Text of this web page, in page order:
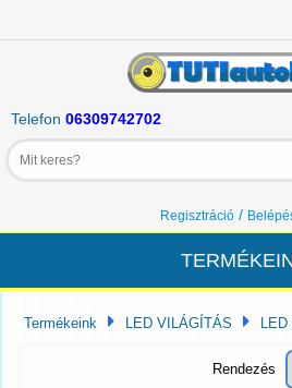
Telefon 06309742702
Regisztráció/
Termékeink LED VILÁGÍTÁS LED
Rendezés